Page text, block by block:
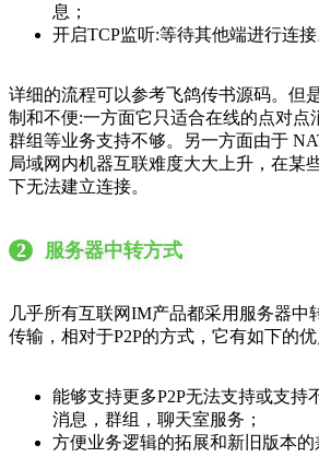
息；
开启TCP监听:等待其他端进行连接
详细的流程可以参考飞鸽传书源码。但
制和不便:一方面它只适合在线的点对点
群组等业务支持不够。另一方面由于
局域网内机器互联难度大大上升，在某
下无法建立连接。
2 服务器中转方式
几乎所有互联网IM产品都采用服务器中
传输，相对于P2P的方式，它有如下的优
能够支持更多P2P无法支持或支持
消息，群组，聊天室服务；
方便业务逻辑的拓展和新旧版本的